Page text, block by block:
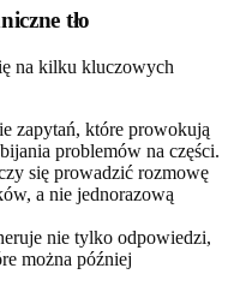
tło
na kilku kluczowych
zapytań, które prowokują
problemów na części.
się prowadzić rozmowę
a nie jednorazową
nie tylko odpowiedzi,
można później